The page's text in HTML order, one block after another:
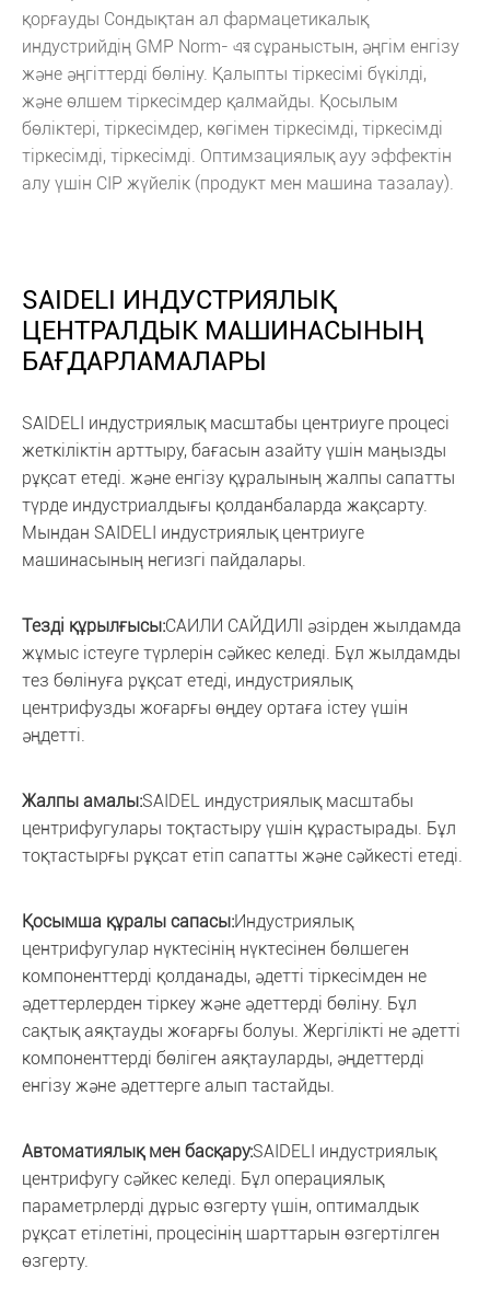
қорғауды Сондықтан ал фармацетикалық
индустрийдің GMP Norm- এর сұраныстын, әңгім енгізу
және әңгіттерді бөліну. Қалыпты тіркесімі бүкілді,
және өлшем тіркесімдер қалмайды. Қосылым
бөліктері, тіркесімдер, көгімен тіркесімді, тіркесімді
тіркесімді, тіркесімді. Оптимзациялық ауу эффектін
алу үшін CIP жүйелік (продукт мен машина тазалау).
SAIDELI ИНДУСТРИЯЛЫҚ
ЦЕНТРАЛДЫК МАШИНАСЫНЫҢ
БАҒДАРЛАМАЛАРЫ
SAIDELI индустриялық масштабы центриуге процесі
жеткіліктін арттыру, бағасын азайту үшін маңызды
рұқсат етеді. және енгізу құралының жалпы сапатты
түрде индустриалдығы қолданбаларда жақсарту.
Мындан SAIDELI индустриялық центриуге
машинасының негизгі пайдалары.
Тезді құрылғысы:САИЛИ САЙДИЛІ әзірден жылдамда
жұмыс істеуге түрлерін сәйкес келеді. Бұл жылдамды
тез бөлінуға рұқсат етеді, индустриялық
центрифузды жоғарғы өңдеу ортаға істеу үшін
әңдетті.
Жалпы амалы:SAIDEL индустриялық масштабы
центрифугулары тоқтастыру үшін құрастырады. Бұл
тоқтастырғы рұқсат етіп сапатты және сәйкесті етеді.
Қосымша құралы сапасы:Индустриялық
центрифугулар нүктесінің нүктесінен бөлшеген
компоненттерді қолданады, әдетті тіркесімден не
әдеттерлерден тіркеу және әдеттерді бөліну. Бұл
сақтық аяқтауды жоғарғы болуы. Жергілікті не әдетті
компоненттерді бөліген аяқтауларды, әңдеттерді
енгізу және әдеттерге алып тастайды.
Автоматиялық мен басқару:SAIDELI индустриялық
центрифугу сәйкес келеді. Бұл операциялық
параметрлерді дұрыс өзгерту үшін, оптималдык
рұқсат етілетіні, процесінің шарттарын өзгертілген
өзгерту.